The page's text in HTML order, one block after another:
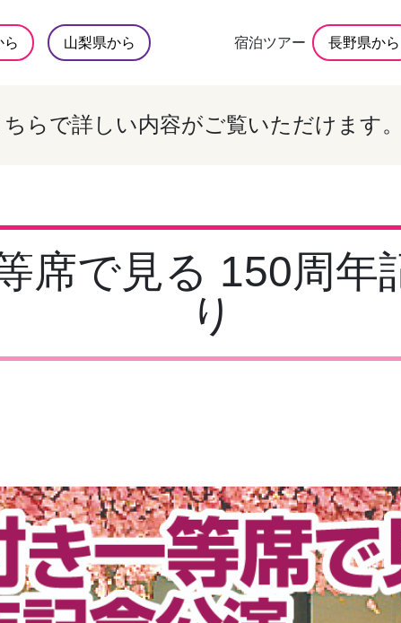
ら 山梨県から 宿泊ツアー 長野県から
ちらで詳しい内容がご覧いただけます。
席で見る 150周年
り